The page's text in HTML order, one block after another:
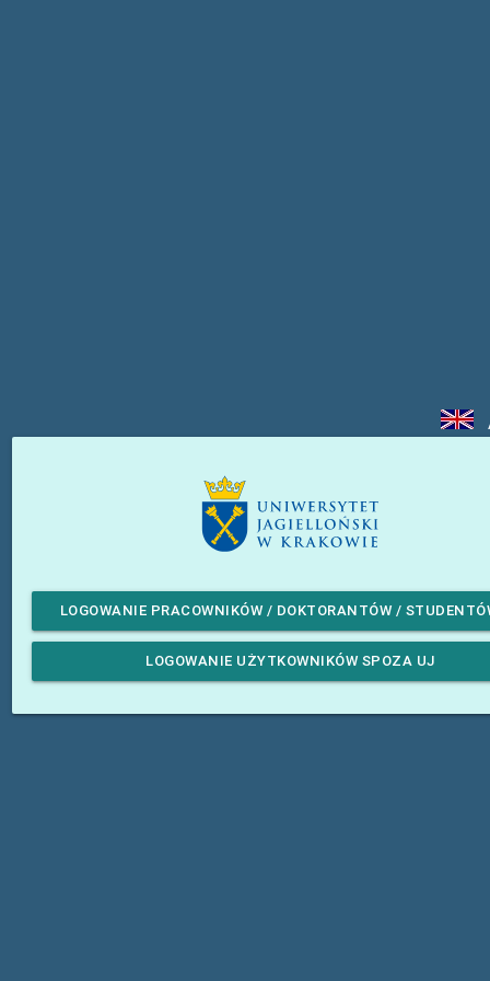
LOGOWANIE PRACOWNIKÓW / DOKTORANTÓW /
LOGOWANIE UŻYTKOWNIKÓW SPOZA UJ